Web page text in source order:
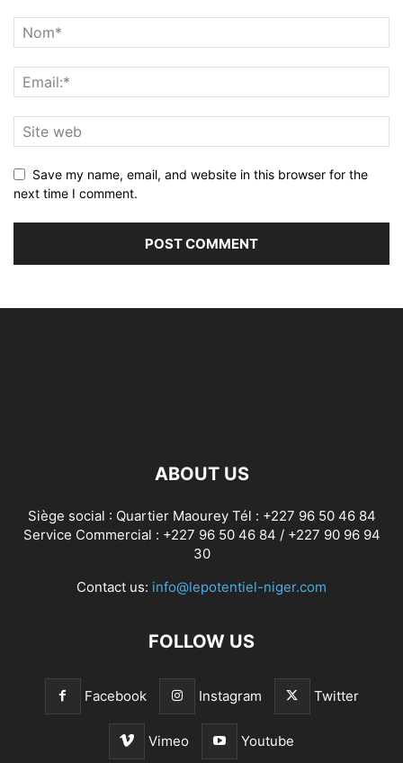
Save my name, email, and website in this browser for the
next time I comment.
ABOUT US
Siège social : Quartier Maourey Tél : +227 96 50 46 84
Service Commercial : +227 96 50 46 84 / +227 90 96 94
30
Contact us: info@lepotentiel-niger.com
FOLLOW US
Facebook Instagram Twitter
Vimeo Youtube